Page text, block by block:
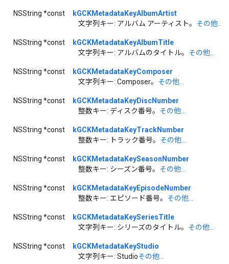
NSString *const
kGCKMetadataKeyAlbumArtist
文字列キー: アルバム アーティスト。 その他...
NSString *const
kGCKMetadataKeyAlbumTitle
文字列キー: アルバムのタイトル。 その他...
NSString *const
kGCKMetadataKeyComposer
文字列キー: Composer。 その他...
NSString *const
kGCKMetadataKeyDiscNumber
整数キー: ディスク番号。 その他...
NSString *const
kGCKMetadataKeyTrackNumber
整数キー: トラック番号。 その他...
NSString *const
kGCKMetadataKeySeasonNumber
整数キー: シーズン番号。 その他...
NSString *const
kGCKMetadataKeyEpisodeNumber
整数キー: エピソード番号。 その他...
NSString *const
kGCKMetadataKeySeriesTitle
文字列キー: シリーズのタイトル。 その他...
NSString *const
kGCKMetadataKeyStudio
文字列キー: Studioその他...